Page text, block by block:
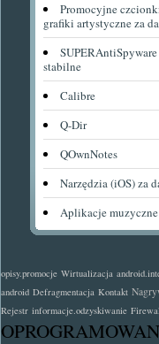
Promocyjne
grafiki artystyczne za
stabilne
Calibre
Q-Dir
QOwnNotes
Narzędzia (iOS) za
Aplikacje muzyczne
opisy.promocje Wirtualizacja
android Defragmentacja Kontakt
Rejestr informacje.odzyskiwanie